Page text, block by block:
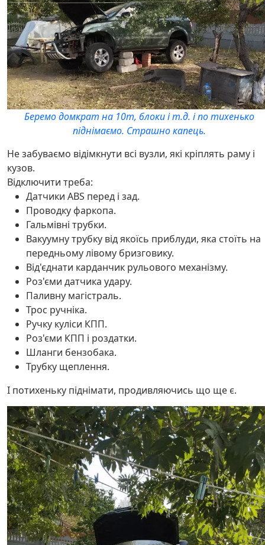
Беремо домкрат на 10т, блоки і т.д. і по тихенько
піднімаємо. Страшно капець.
Не забуваємо відімкнути всі вузли, які кріплять раму і
кузов.
Відключити треба:
Датчики ABS перед і зад.
Проводку фаркопа.
Гальмівні трубки.
Вакуумну трубку від якоїсь приблуди, яка стоїть на
передньому лівому бризговику.
Від'єднати карданчик рульового механізму.
Роз'єми датчика удару.
Паливну магістраль.
Трос ручніка.
Ручку куліси КПП.
Роз'єми КПП і роздатки.
Шланги бензобака.
Трубку щеплення.
І потихеньку піднімати, продивляючись що ще є.